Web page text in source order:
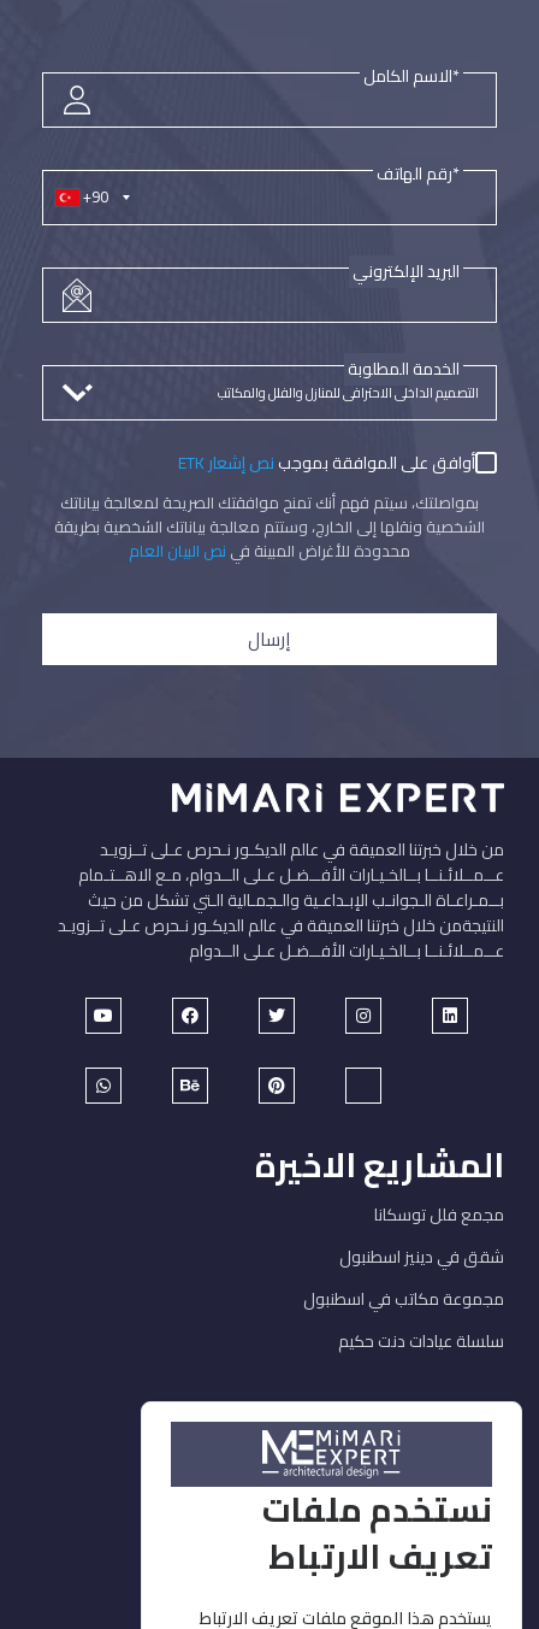
*الاسم الكامل
+90
*رقم الهاتف
البريد الإلكتروني
الخدمة المطلوبة
أوافق على الموافقة بموجبنص إشعار ETK
بمواصلتك، سيتم فهم أنك تمنح موافقتك الصريحة لمعالجة بياناتك
الشخصية ونقلها إلى الخارج، وستتم معالجة بياناتك الشخصية بطريقة
محدودة للأغراض المبينة في نص البيان العام
إرسال
من خلال خبرتنا العميقة في عالم الديكـور نـحرص عـلى تــزويـد
عــمــلائـنــا بــالخـيـارات الأفــضـل عـلى الــدوام، مـع الاهــتـمام
بــمـراعـاة الـجوانـب الإبـداعـية والـجمـالية الـتي تشكل من حيث
النتيجةمن خلال خبرتنا العميقة في عالم الديكـور نـحرص عـلى تــزويـد
عــمــلائـنــا بــالخـيـارات الأفــضـل عـلى الــدوام
المشاريع الاخيرة
مجمع فلل توسكانا
شقق في دينيز اسطنبول
مجموعة مكاتب في اسطنبول
سلسلة عيادات دنت حكيم
خدماتنا
ديكور وتشطيبات
التصميم
تنفيذ وإشراف
نستخدم ملفات
تعريف الارتباط
يستخدم هذا الموقع ملفات تعريف الارتباط